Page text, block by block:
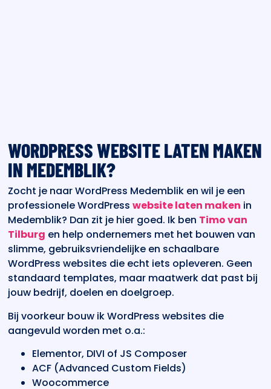
WORDPRESS WEBSITE LATEN MAKEN
IN MEDEMBLIK?
Zocht je naar WordPress Medemblik en wil je een
professionele WordPresswebsite laten maken in
Medemblik? Dan zit je hier goed. Ik ben Timo van
Tilburg en help ondernemers met het bouwen van
slimme, gebruiksvriendelijke en schaalbare
WordPress websites die echt iets opleveren. Geen
standaard templates, maar maatwerk dat past bij
jouw bedrijf, doelen en doelgroep.
Bij voorkeur bouw ik WordPress websites die
aangevuld worden met o.a.:
Elementor, DIVI of JS Composer
ACF (Advanced Custom Fields)
Woocommerce